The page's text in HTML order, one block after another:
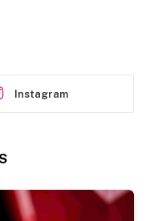
Instagram